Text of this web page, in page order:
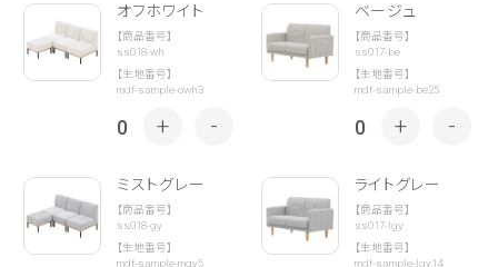
オフホワイト
【商品番号】
ss018-wh
【生地番号】
mdf-sample-owh3
0 + -
ミストグレー
【商品番号】
ss018-gy
【生地番号】
mdf-sample-mgy5
ベージュ
【商品番号】
ss017-be
【生地番号】
mdf-sample-be25
0 + -
ライトグレー
【商品番号】
ss017-lgy
【生地番号】
mdf-sample-lgy14